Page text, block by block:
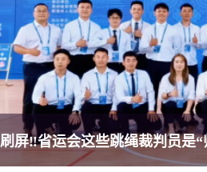
刷屏‼️省运会这些跳绳裁判员是